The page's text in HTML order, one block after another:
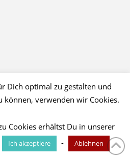
Dich optimal zu gestalten und
können, verwenden wir Cookies.
Cookies erhältst Du in unserer
Ich akzeptiere - Ablehnen